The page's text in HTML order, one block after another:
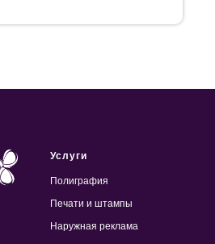
Услуги
Полиграфия
Печати и штампы
Наружная реклама